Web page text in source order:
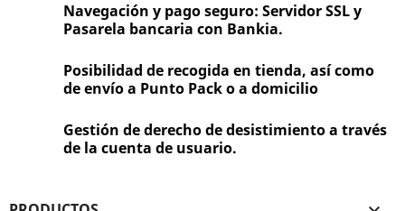
Navegación y pago seguro: Servidor SSL y
Pasarela bancaria con Bankia.
Posibilidad de recogida en tienda, así como
de envío a Punto Pack o a domicilio
Gestión de derecho de desistimiento a través
de la cuenta de usuario.